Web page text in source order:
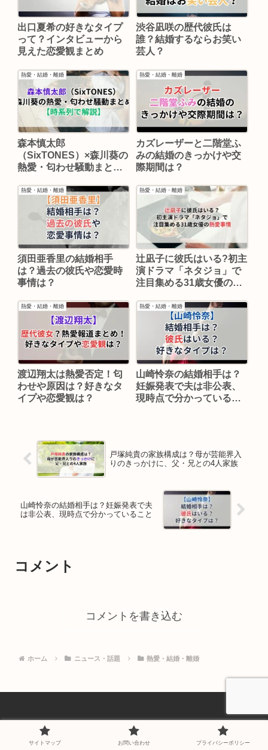
出口夏希の好きなタイプ
って？インタビューから
見えた恋愛観まとめ
渋谷凪咲の歴代彼氏は
誰？結婚するならお笑い
芸人？
熱愛・結婚・離婚
森本慎太郎
（SixTONES）×森川葵の
熱愛・匂わせ騒動まとめ
熱愛・結婚・離婚
カズレーザーと二階堂ふ
みの結婚のきっかけや交
際期間は？
熱愛・結婚・離婚
須田亜香里の結婚相手
は？過去の彼氏や恋愛時
事情は？
熱愛・結婚・離婚
辻凪子に彼氏はいる?初主
演ドラマ「ネタジョ」で
注目集める31歳女優の熱
熱愛・結婚・離婚
渡辺翔太は熱愛否定！匂
わせや原因は？好きなタ
イプや恋愛観は？
熱愛・結婚・離婚
山崎怜奈の結婚相手は？
妊娠発表で夫は非公表、
現時点で分かっているこ
戸塚純貴の家族構成は？母が芸能界入
りのきっかけに、父・兄との4人家族
山崎怜奈の結婚相手は？妊娠発表で夫
は非公表、現時点で分かっていること
コメント
コメントを書き込む
ホーム ニュース・話題 熱愛・結婚・離婚
サイトマップ お問い合わせ プライバシーポリシー